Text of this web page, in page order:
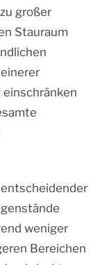
großer
Stauraum
weniger
Bereichen